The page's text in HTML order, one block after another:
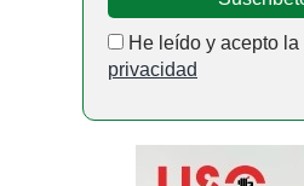
He leído y acepto la
privacidad